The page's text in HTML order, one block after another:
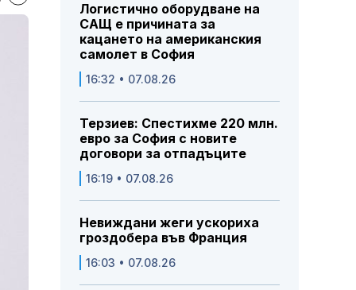
Логистично оборудване на
САЩ е причината за
кацането на американския
самолет в София
16:32 • 07.08.26
Терзиев: Спестихме 220 млн.
евро за София с новите
договори за отпадъците
16:19 • 07.08.26
Невиждани жеги ускориха
гроздобера във Франция
16:03 • 07.08.26